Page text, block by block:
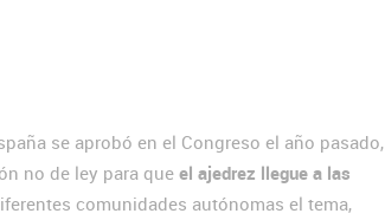
se aprobó en el Congreso el año pasado,
no de ley para que el ajedrez llegue a las
comunidades autónomas el tema,